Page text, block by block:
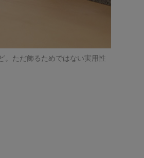
。ただ飾るためではない実用性